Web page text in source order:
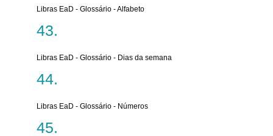
Libras EaD - Glossário - Alfabeto
Libras EaD - Glossário - Dias da semana
Libras EaD - Glossário - Números